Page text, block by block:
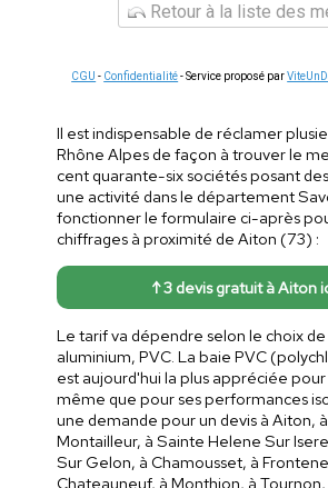
Retour à la liste des
CGU - Confidentialité- Service proposé par
Il est indispensable de réclamer
Rhône Alpes de façon à trouver le
cent quarante-six sociétés posant
une activité dans le département
fonctionner le formulaire ci-après
chiffrages à proximité de Aiton (73) :
↑ 3 devis gratuit à Aiton
Le tarif va dépendre selon le choix
aluminium, PVC. La baie PVC
est aujourd'hui la plus appréciée pour
même que pour ses performances
une demande pour un devis à Aiton,
Montailleur, à Sainte Helene Sur
Sur Gelon, à Chamousset, à
Chateauneuf, à Monthion, à